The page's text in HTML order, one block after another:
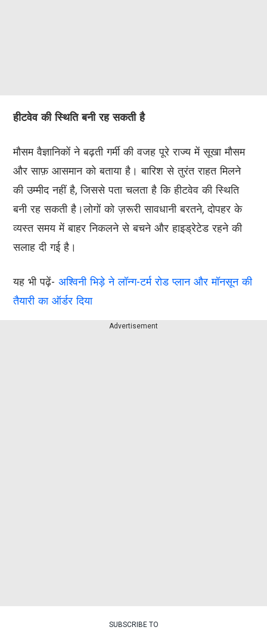
हीटवेव की स्थिति बनी रह सकती है
मौसम वैज्ञानिकों ने बढ़ती गर्मी की वजह पूरे राज्य में सूखा मौसम
और साफ़ आसमान को बताया है। बारिश से तुरंत राहत मिलने
की उम्मीद नहीं है, जिससे पता चलता है कि हीटवेव की स्थिति
बनी रह सकती है।लोगों को ज़रूरी सावधानी बरतने, दोपहर के
व्यस्त समय में बाहर निकलने से बचने और हाइड्रेटेड रहने की
सलाह दी गई है।
यह भी पढ़ें- अश्विनी भिड़े ने लॉन्ग-टर्म रोड प्लान और मॉनसून की
तैयारी का ऑर्डर दिया
Advertisement
SUBSCRIBE TO